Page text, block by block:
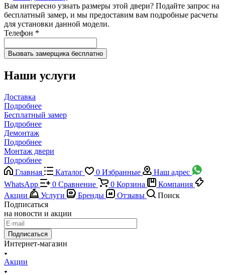
Вам интересно узнать размеры этой двери? Подайте запрос на
бесплатный замер, и мы предоставим вам подробные расчеты
для установки данной модели.
Телефон *
Наши услуги
Доставка
Подробнее
Бесплатный замер
Подробнее
Демонтаж
Подробнее
Монтаж двери
Подробнее
Главная
Каталог 0 Избранные
Наш адрес
WhatsApp
0 Сравнение 0 Корзина
Компания
Акции
Услуги Бренды Отзывы
Поиск
Подписаться
на новости и акции
Подписаться
Интернет-магазин
Акции